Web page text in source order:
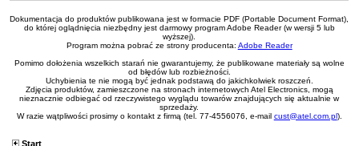
Dokumentacja do produktów publikowana jest w formacie PDF (Portable Document Format),
do której oglądnięcia niezbędny jest darmowy program Adobe Reader (w wersji 5 lub
wyższej).
Program można pobrać ze strony producenta: Adobe Reader
Pomimo dołożenia wszelkich starań nie gwarantujemy, że publikowane materiały są wolne
od błędów lub rozbieżności.
Uchybienia te nie mogą być jednak podstawą do jakichkolwiek roszczeń.
Zdjęcia produktów, zamieszczone na stronach internetowych Atel Electronics, mogą
nieznacznie odbiegać od rzeczywistego wyglądu towarów znajdujących się aktualnie w
sprzedaży.
W razie wątpliwości prosimy o kontakt z firmą (tel. 77-4556076, e-mail cust@atel.com.pl).
Start